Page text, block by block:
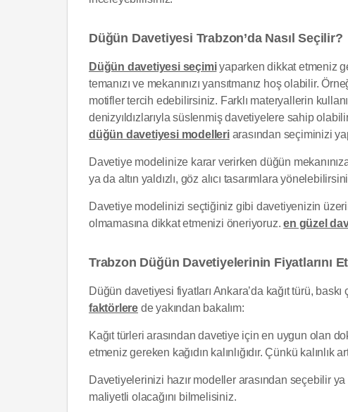
Düğün Davetiyesi Trabzon’da Nasıl Seçilir?
Düğün davetiyesi seçimiyaparken dikkat etmeniz
temanızı ve mekanınızı yansıtmanız hoş olabilir.
motifler tercih edebilirsiniz. Farklı materyallerin
denizyıldızlarıyla süslenmiş davetiyelere sahip
düğün davetiyesi modelleriarasından seçiminizi
Davetiye modelinize karar verirken düğün
ya da altın yaldızlı, göz alıcı tasarımlara
Davetiye modelinizi seçtiğiniz gibi davetiyenizin
olmamasına dikkat etmenizi öneriyoruz.en güzel
Trabzon Düğün Davetiyelerinin Fiyatlarını
Düğün davetiyesi fiyatları Ankara’da kağıt türü,
faktörlere de yakından bakalım:
Kağıt türleri arasından davetiye için en uygun olan
etmeniz gereken kağıdın kalınlığıdır. Çünkü kalınlık
Davetiyelerinizi hazır modeller arasından seçebilir
maliyetli olacağını bilmelisiniz.